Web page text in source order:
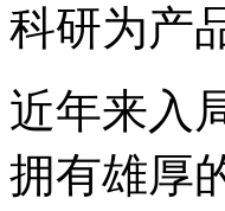
科研为产
近年来入
拥有雄厚